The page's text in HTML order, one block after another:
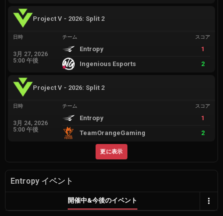
Project V - 2026: Split 2
日時
3月 27, 2026
5:00 午後
チーム スコア
Entropy
1
Ingenious Esports
2
Project V - 2026: Split 2
日時
3月 24, 2026
5:00 午後
チーム スコア
Entropy
1
TeamOrangeGaming
2
更に表示
Entropy イベント
開催中&今後のイベント